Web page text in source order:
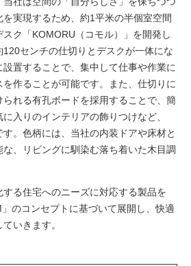
を実現するため、約1平米の半個室空間
ク「KOMORU（コモル）」を開発し
120センチの仕切りとデスクが一体にな
置することで、集中して仕事や作業に
作ることが可能です。また、仕切りに
れる有孔ボードを採用することで、簡
入りのインテリアの飾りつけなど、
。色柄には、当社の内装ドアや床材と
、リビングに馴染む落ち着いた木目調
る住宅へのニーズに対応する製品を
」のコンセプトに基づいて展開し、快適
いきます。